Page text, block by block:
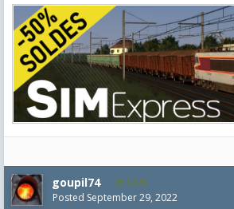
goupil74 2,545
Posted September 29, 2022